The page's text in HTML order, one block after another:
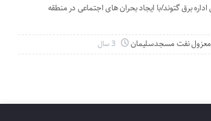
برق گتوند/با ایجاد بحران های اجتماعی در منطقه
معزول نفت مسجدسلیمان 3 سال